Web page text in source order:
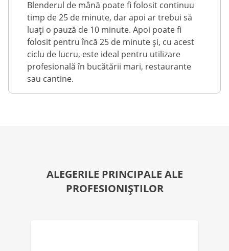
Blenderul de mână poate fi folosit continuu
timp de 25 de minute, dar apoi ar trebui să
luați o pauză de 10 minute. Apoi poate fi
folosit pentru încă 25 de minute și, cu acest
ciclu de lucru, este ideal pentru utilizare
profesională în bucătării mari, restaurante
sau cantine.
ALEGERILE PRINCIPALE ALE
PROFESIONIȘTILOR